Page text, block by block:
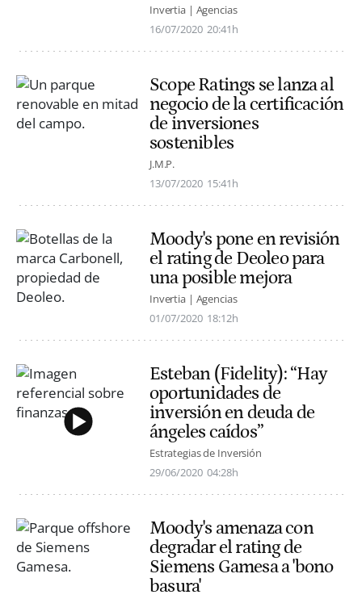
Invertia | Agencias
16/07/2020 20:41h
Scope Ratings se lanza al
negocio de la certificación
de inversiones
sostenibles
J.M.P.
13/07/2020 15:41h
Moody's pone en revisión
el rating de Deoleo para
una posible mejora
Invertia | Agencias
01/07/2020 18:12h
Esteban (Fidelity): “Hay
oportunidades de
inversión en deuda de
ángeles caídos”
Estrategias de Inversión
29/06/2020 04:28h
Moody's amenaza con
degradar el rating de
Siemens Gamesa a 'bono
basura'